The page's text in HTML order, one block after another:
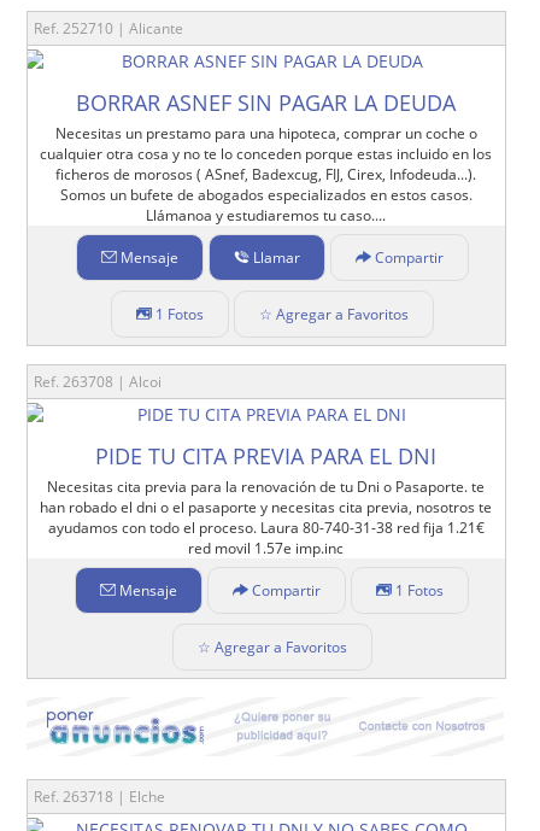
Ref. 252710 | Alicante
BORRAR ASNEF SIN PAGAR LA DEUDA
Necesitas un prestamo para una hipoteca, comprar un coche o
cualquier otra cosa y no te lo conceden porque estas incluido en los
ficheros de morosos ( ASnef, Badexcug, FIJ, Cirex, Infodeuda...).
Somos un bufete de abogados especializados en estos casos.
Llámanoa y estudiaremos tu caso....
Mensaje Llamar Compartir
1 Fotos ☆ Agregar a Favoritos
Ref. 263708 | Alcoi
PIDE TU CITA PREVIA PARA EL DNI
Necesitas cita previa para la renovación de tu Dni o Pasaporte. te
han robado el dni o el pasaporte y necesitas cita previa, nosotros te
ayudamos con todo el proceso. Laura 80-740-31-38 red fija 1.21€
red movil 1.57e imp.inc
Mensaje Compartir 1 Fotos
☆ Agregar a Favoritos
Ref. 263718 | Elche